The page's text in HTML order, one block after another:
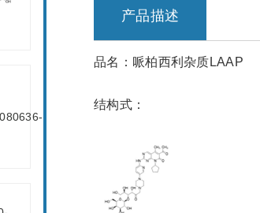
产品描述
品名：哌柏西利杂质LAAP
结构式：